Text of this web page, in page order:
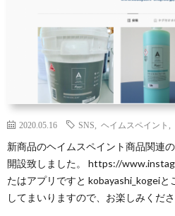
2020.05.16 SNS ヘイムスペイント
新商品のヘイムスペイント商品関連
開設致しました。 https://
たはアプリですと kobayashi_kogei
してまいりますので、お楽しみくだ